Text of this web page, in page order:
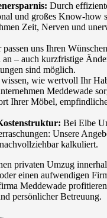
Durch
und großes Know-how
Zeit, Nerven und
passen uns Ihren
– auch kurzfristige
sind möglich.
wie wertvoll Ihr
Meddewade
Ihrer Möbel,
Bei Elbe
Unsere
kalkuliert.
privaten Umzug
einen aufwendigen
Meddewade
persönlicher Betreuung.